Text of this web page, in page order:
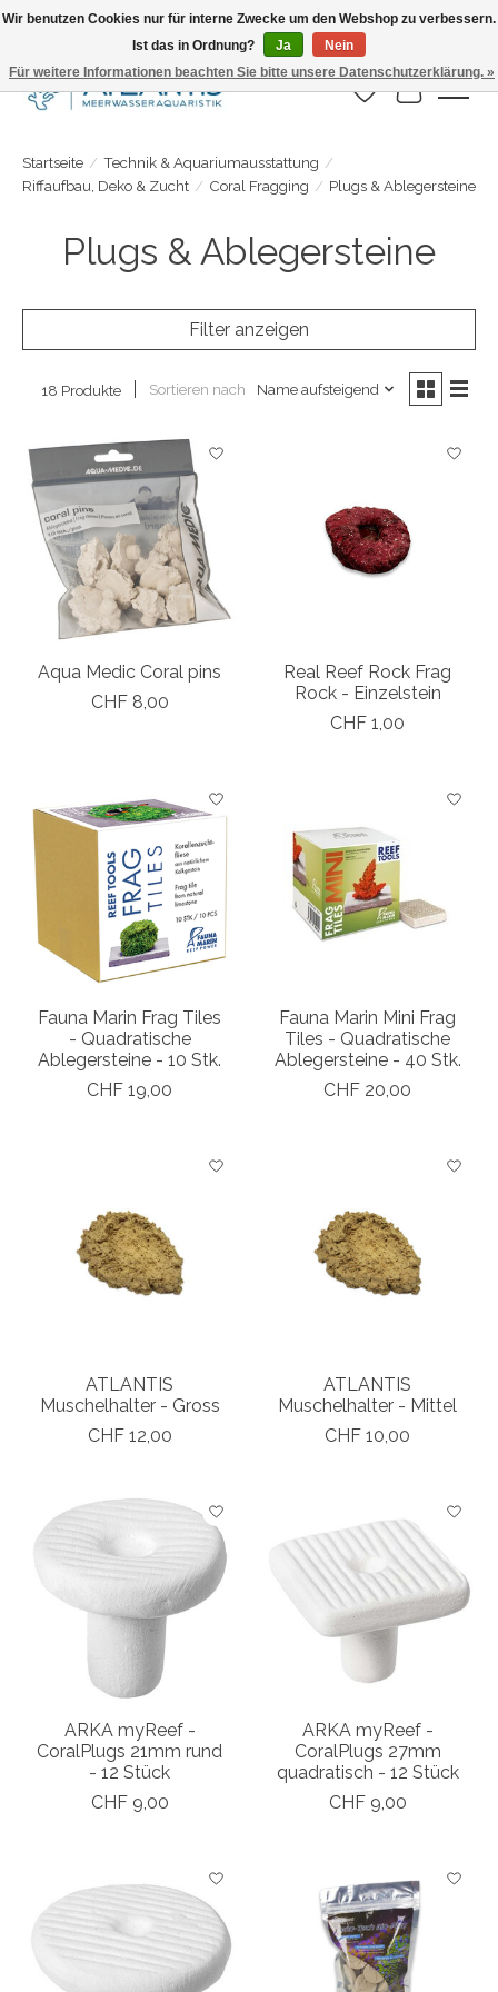
Täglicher Versand. Bestelle bis 15.00 Uhr
Wunschzettel
Ihr
Startseite / Technik & Aquariumausstattung /
Riffaufbau, Deko & Zucht / Coral Fragging / Plugs & Ablegersteine
Plugs & Ablegersteine
Filter anzeigen
18 Produkte Sortieren nach Name aufsteigend
Aqua Medic Coral pins
CHF 8,00
Real Reef Rock Frag
Rock - Einzelstein
CHF 1,00
Fauna Marin Frag Tiles
- Quadratische
Ablegersteine - 10 Stk.
CHF 19,00
Fauna Marin Mini Frag
Tiles - Quadratische
Ablegersteine - 40 Stk.
CHF 20,00
ATLANTIS
Muschelhalter - Gross
CHF 12,00
ATLANTIS
Muschelhalter - Mittel
CHF 10,00
ARKA myReef -
CoralPlugs 21mm rund
- 12 Stück
CHF 9,00
ARKA myReef -
CoralPlugs 27mm
quadratisch - 12 Stück
CHF 9,00
Wir benutzen Cookies nur für interne Zwecke um den Webshop zu verbessern.
Ist das in Ordnung?
Ja
Nein
Für weitere Informationen beachten Sie bitte unsere Datenschutzerklärung. »